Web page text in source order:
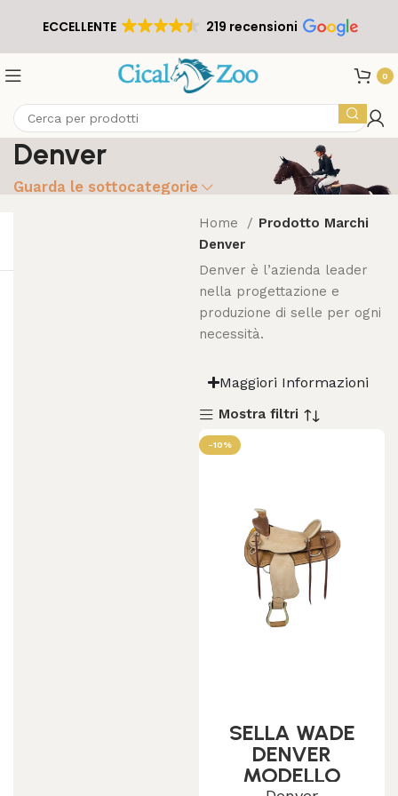
ECCELLENTE 219 recensioni
0
Denver
Guarda le sottocategorie
Home
Prodotto Marchi
Denver
Denver è l’azienda leader
nella progettazione e
produzione di selle per ogni
necessità.
Maggiori Informazioni
Mostra filtri
-10%
SELLA WADE
DENVER
MODELLO